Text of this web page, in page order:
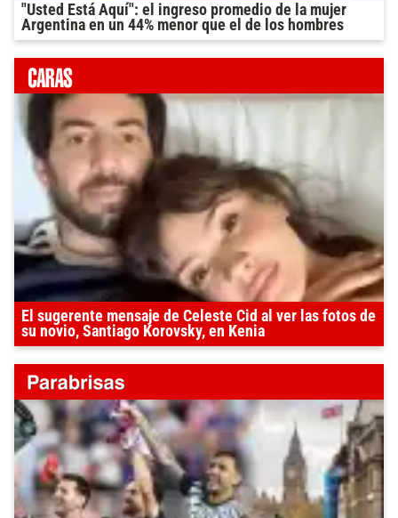
"Usted Está Aquí": el ingreso promedio de la mujer
Argentina en un 44% menor que el de los hombres
El sugerente mensaje de Celeste Cid al ver las fotos de
su novio, Santiago Korovsky, en Kenia